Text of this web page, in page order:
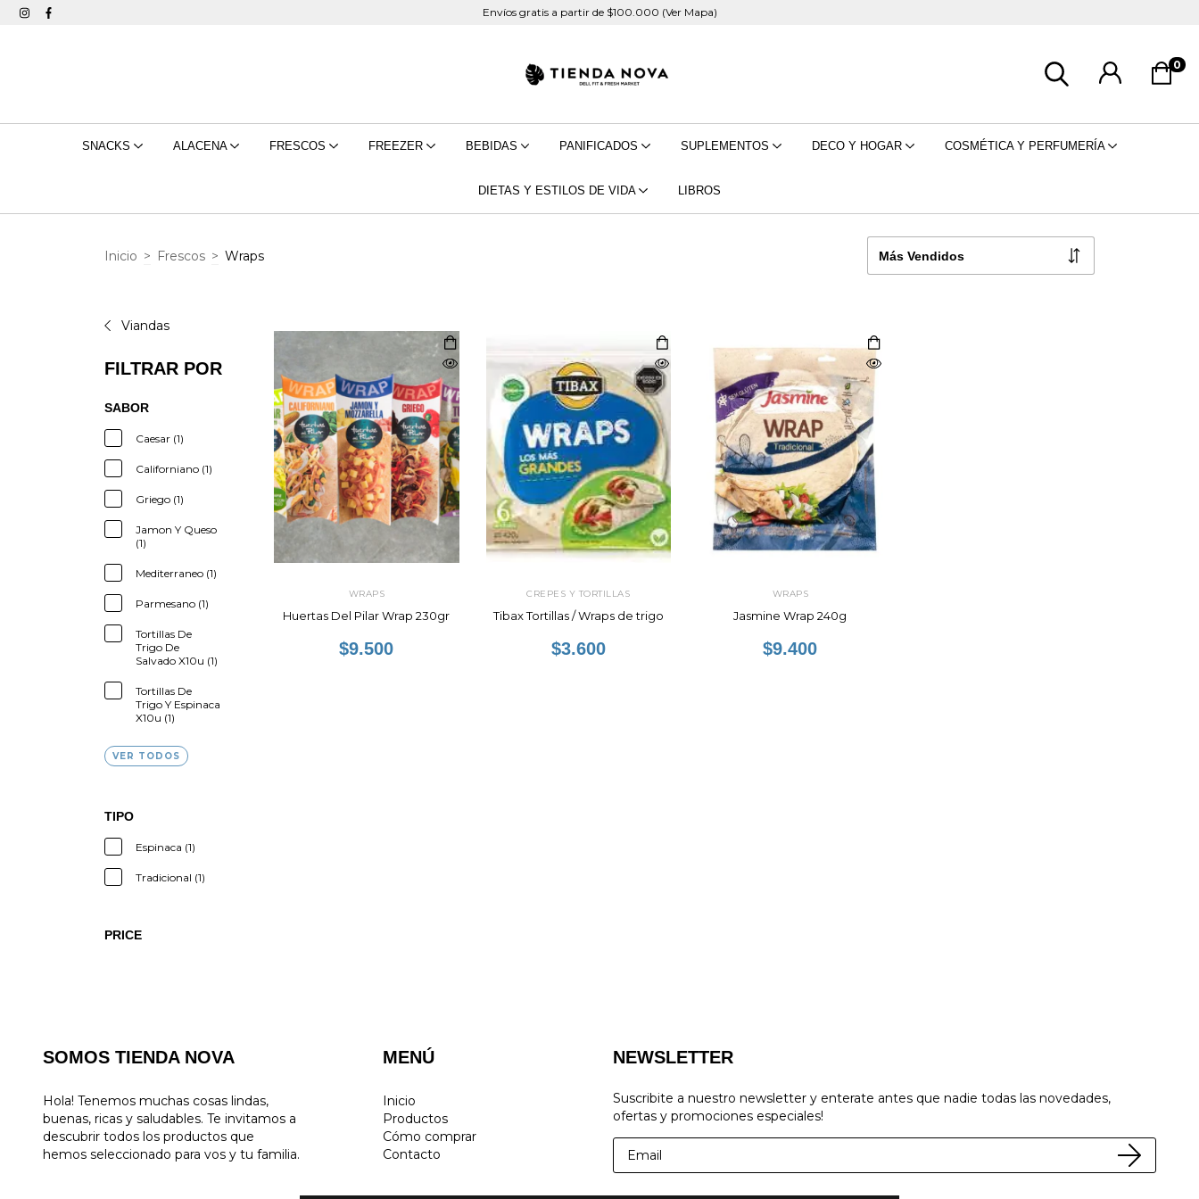
Envíos gratis a partir de $100.000 (Ver Mapa)
0
SNACKS ALACENA FRESCOS FREEZER BEBIDAS PANIFICADOS SUPLEMENTOS DECO Y HOGAR COSMÉTICA Y PERFUMERÍA
DIETAS Y ESTILOS DE VIDA LIBROS
Inicio > Frescos > Wraps
Viandas
FILTRAR POR
SABOR
Caesar (1)
Californiano (1)
Griego (1)
Jamon Y Queso
(1)
Mediterraneo (1)
Parmesano (1)
Tortillas De
Trigo De
Salvado X10u (1)
Tortillas De
Trigo Y Espinaca
X10u (1)
VER TODOS
TIPO
Espinaca (1)
Tradicional (1)
PRICE
WRAPS
Huertas Del Pilar Wrap 230gr
$9.500
CREPES Y TORTILLAS
Tibax Tortillas / Wraps de trigo
$3.600
WRAPS
Jasmine Wrap 240g
$9.400
SOMOS TIENDA NOVA
Hola! Tenemos muchas cosas lindas,
buenas, ricas y saludables. Te invitamos a
descubrir todos los productos que
hemos seleccionado para vos y tu familia.
MENÚ
Inicio
Productos
Cómo comprar
Contacto
NEWSLETTER
Suscribite a nuestro newsletter y enterate antes que nadie todas las novedades,
ofertas y promociones especiales!